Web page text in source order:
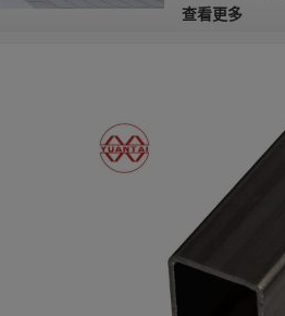
查看更多